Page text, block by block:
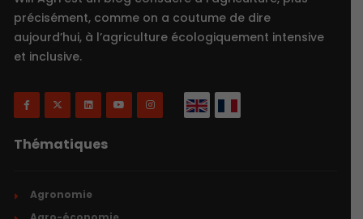
précisément, comme on a coutume de dire
aujourd’hui, à l’agriculture écologiquement intensive
et inclusive.
Thématiques
Agronomie